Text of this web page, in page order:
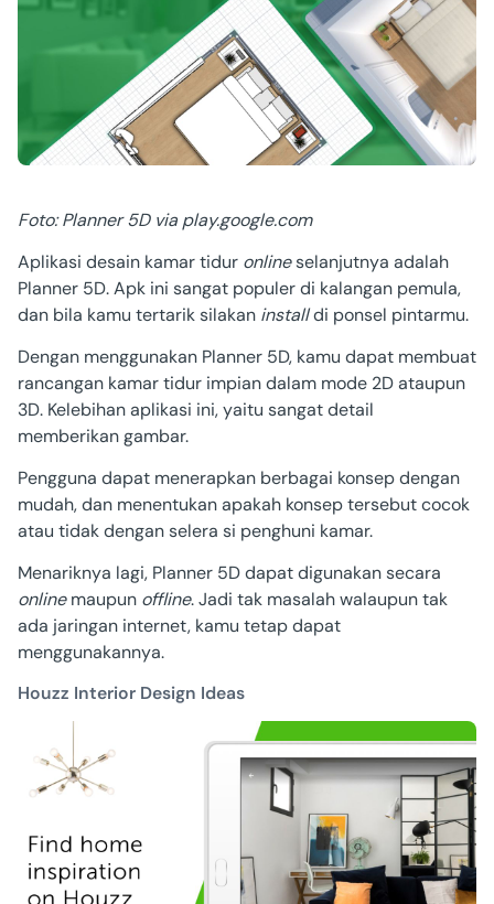
Foto: Planner 5D via play.google.com
Aplikasi desain kamar tidur onlineselanjutnya adalah
Planner 5D. Apk ini sangat populer di kalangan pemula,
dan bila kamu tertarik silakan installdi ponsel pintarmu.
Dengan menggunakan Planner 5D, kamu dapat membuat
rancangan kamar tidur impian dalam mode 2D ataupun
3D. Kelebihan aplikasi ini, yaitu sangat detail
memberikan gambar.
Pengguna dapat menerapkan berbagai konsep dengan
mudah, dan menentukan apakah konsep tersebut cocok
atau tidak dengan selera si penghuni kamar.
Menariknya lagi, Planner 5D dapat digunakan secara
onlinemaupun offline. Jadi tak masalah walaupun tak
ada jaringan internet, kamu tetap dapat
menggunakannya.
Houzz Interior Design Ideas